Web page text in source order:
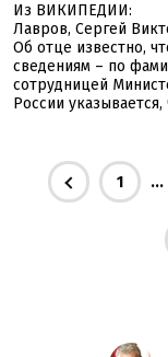
Из ВИКИПЕДИИ:
Лавров, Сергей
Об отце известно,
сведениям – по
сотрудницей
России
1 ...